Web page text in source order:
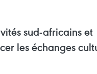
sud-africains et
les échanges